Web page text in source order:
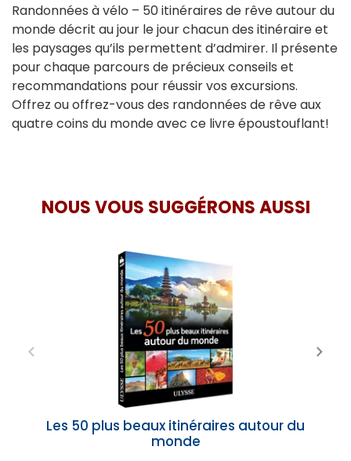
Randonnées à vélo – 50 itinéraires de rêve autour du
monde décrit au jour le jour chacun des itinéraire et
les paysages qu’ils permettent d’admirer. Il présente
pour chaque parcours de précieux conseils et
recommandations pour réussir vos excursions.
Offrez ou offrez-vous des randonnées de rêve aux
quatre coins du monde avec ce livre époustouflant!
NOUS VOUS SUGGÉRONS AUSSI
Les 50 plus beaux itinéraires autour du
monde